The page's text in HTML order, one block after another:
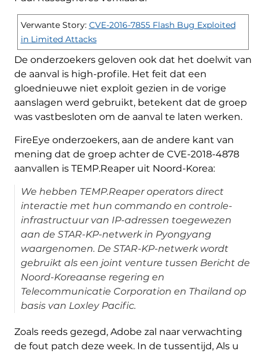
Verwante Story: CVE-2016-7855 Flash Bug Exploited
in Limited Attacks
De onderzoekers geloven ook dat het doelwit van
de aanval is high-profile. Het feit dat een
gloednieuwe niet exploit gezien in de vorige
aanslagen werd gebruikt, betekent dat de groep
was vastbesloten om de aanval te laten werken.
FireEye onderzoekers, aan de andere kant van
mening dat de groep achter de CVE-2018-4878
aanvallen is TEMP.Reaper uit Noord-Korea:
We hebben TEMP.Reaper operators direct
interactie met hun commando en controle-
infrastructuur van IP-adressen toegewezen
aan de STAR-KP-netwerk in Pyongyang
waargenomen. De STAR-KP-netwerk wordt
gebruikt als een joint venture tussen Bericht de
Noord-Koreaanse regering en
Telecommunicatie Corporation en Thailand op
basis van Loxley Pacific.
Zoals reeds gezegd, Adobe zal naar verwachting
de fout patch deze week. In de tussentijd, Als u